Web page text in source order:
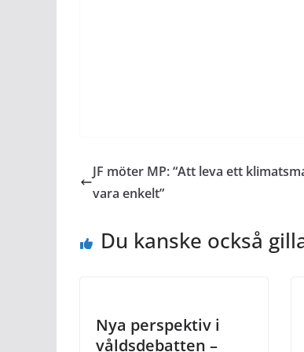
JF möter MP: “Att leva ett
vara enkelt”
Du kanske också
Nya perspektiv i
våldsdebatten –